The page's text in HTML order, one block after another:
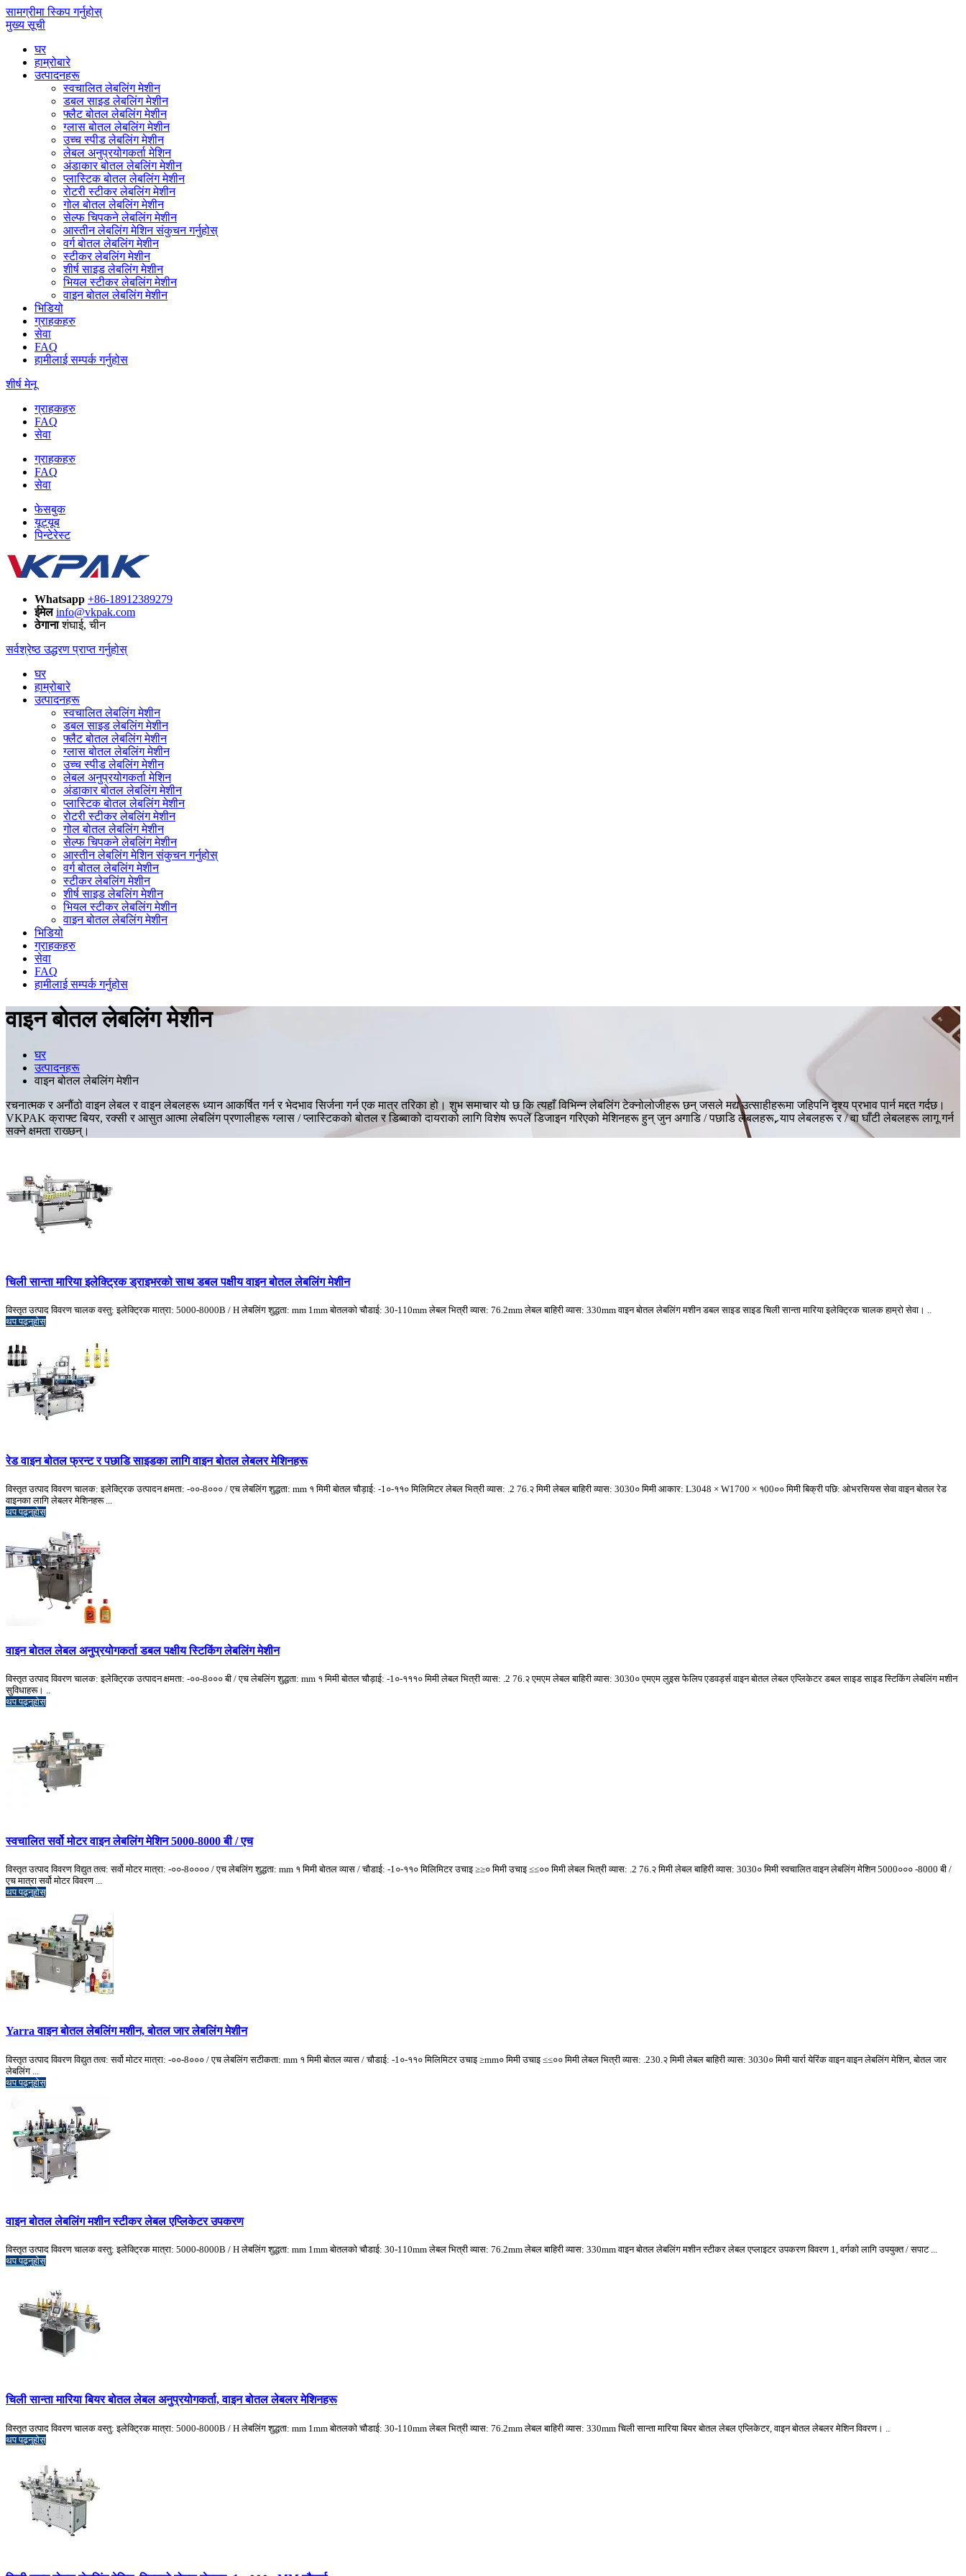
सामग्रीमा स्किप गर्नुहोस्
मुख्य सूची
घर
हाम्रोबारे
उत्पादनहरू
स्वचालित लेबलिंग मेशीन
डबल साइड लेबलिंग मेशीन
फ्लैट बोतल लेबलिंग मेशीन
ग्लास बोतल लेबलिंग मेशीन
उच्च स्पीड लेबलिंग मेशीन
लेबल अनुप्रयोगकर्ता मेशिन
अंडाकार बोतल लेबलिंग मेशीन
प्लास्टिक बोतल लेबलिंग मेशीन
रोटरी स्टीकर लेबलिंग मेशीन
गोल बोतल लेबलिंग मेशीन
सेल्फ चिपकने लेबलिंग मेशीन
आस्तीन लेबलिंग मेशिन संकुचन गर्नुहोस्
वर्ग बोतल लेबलिंग मेशीन
स्टीकर लेबलिंग मेशीन
शीर्ष साइड लेबलिंग मेशीन
भियल स्टीकर लेबलिंग मेशीन
वाइन बोतल लेबलिंग मेशीन
भिडियो
ग्राहकहरु
सेवा
FAQ
हामीलाई सम्पर्क गर्नुहोस
शीर्ष मेनू
ग्राहकहरु
FAQ
सेवा
ग्राहकहरु
FAQ
सेवा
फेसबुक
यूट्यूब
पिन्टेरेस्ट
Whatsapp +86-18912389279
ईमेल info@vkpak.com
ठेगानाशंघाई, चीन
सर्वश्रेष्ठ उद्धरण प्राप्त गर्नुहोस्
घर
हाम्रोबारे
उत्पादनहरू
स्वचालित लेबलिंग मेशीन
डबल साइड लेबलिंग मेशीन
फ्लैट बोतल लेबलिंग मेशीन
ग्लास बोतल लेबलिंग मेशीन
उच्च स्पीड लेबलिंग मेशीन
लेबल अनुप्रयोगकर्ता मेशिन
अंडाकार बोतल लेबलिंग मेशीन
प्लास्टिक बोतल लेबलिंग मेशीन
रोटरी स्टीकर लेबलिंग मेशीन
गोल बोतल लेबलिंग मेशीन
सेल्फ चिपकने लेबलिंग मेशीन
आस्तीन लेबलिंग मेशिन संकुचन गर्नुहोस्
वर्ग बोतल लेबलिंग मेशीन
स्टीकर लेबलिंग मेशीन
शीर्ष साइड लेबलिंग मेशीन
भियल स्टीकर लेबलिंग मेशीन
वाइन बोतल लेबलिंग मेशीन
भिडियो
ग्राहकहरु
सेवा
FAQ
हामीलाई सम्पर्क गर्नुहोस
वाइन बोतल लेबलिंग मेशीन
घर
उत्पादनहरू
वाइन बोतल लेबलिंग मेशीन
रचनात्मक र अनौंठो वाइन लेबल र वाइन लेबलहरू ध्यान आकर्षित गर्न र भेदभाव सिर्जना गर्न एक मात्र तरिका हो। शुभ समाचार यो छ कि त्यहाँ विभिन्न लेबलिंग टेक्नोलोजीहरू छन् जसले मद्य उत्साहीहरूमा जहिपनि दृश्य प्रभाव पार्न मद्दत गर्दछ।
VKPAK क्राफ्ट बियर, रक्सी र आसुत आत्मा लेबलिंग प्रणालीहरू ग्लास / प्लास्टिकको बोतल र डिब्बाको दायराको लागि विशेष रूपले डिजाइन गरिएको मेशिनहरू हुन् जुन अगाडि / पछाडि लेबलहरू, र्‍याप लेबलहरू र / वा घाँटी लेबलहरू लागू गर्न
सक्ने क्षमता राख्छन्।
चिली सान्ता मारिया इलेक्ट्रिक ड्राइभरको साथ डबल पक्षीय वाइन बोतल लेबलिंग मेशीन
विस्तृत उत्पाद विवरण चालक वस्तु: इलेक्ट्रिक मात्रा: 5000-8000B / H लेबलिंग शुद्धता: mm 1mm बोतलको चौडाई: 30-110mm लेबल भित्री व्यास: 76.2mm लेबल बाहिरी व्यास: 330mm वाइन बोतल लेबलिंग मशीन डबल साइड साइड चिली सान्ता मारिया इलेक्ट्रिक चालक हाम्रो सेवा। ..
थप पढ्नुहोस्
रेड वाइन बोतल फ्रन्ट र पछाडि साइडका लागि वाइन बोतल लेबलर मेशिनहरू
विस्तृत उत्पाद विवरण चालक: इलेक्ट्रिक उत्पादन क्षमता: -००-8००० / एच लेबलिंग शुद्धता: mm १ मिमी बोतल चौड़ाई: -1०-११० मिलिमिटर लेबल भित्री व्यास: .2 76.२ मिमी लेबल बाहिरी व्यास: 3030० मिमी आकार: L3048 × W1700 × १00०० मिमी बिक्री पछि: ओभरसियस सेवा वाइन बोतल रेड
वाइनका लागि लेबलर मेशिनहरू ...
थप पढ्नुहोस्
वाइन बोतल लेबल अनुप्रयोगकर्ता डबल पक्षीय स्टिकिंग लेबलिंग मेशीन
विस्तृत उत्पाद विवरण चालक: इलेक्ट्रिक उत्पादन क्षमता: -००-8००० बी / एच लेबलिंग शुद्धता: mm १ मिमी बोतल चौड़ाई: -1०-१११० मिमी लेबल भित्री व्यास: .2 76.२ एमएम लेबल बाहिरी व्यास: 3030० एमएम लुइस फेलिप एडवर्ड्स वाइन बोतल लेबल एप्लिकेटर डबल साइड साइड स्टिकिंग लेबलिंग मशीन
सुविधाहरू। ..
थप पढ्नुहोस्
स्वचालित सर्वो मोटर वाइन लेबलिंग मेशिन 5000-8000 बी / एच
विस्तृत उत्पाद विवरण विद्युत तत्व: सर्वो मोटर मात्रा: -००-8०००० / एच लेबलिंग शुद्धता: mm १ मिमी बोतल व्यास / चौडाई: -1०-११० मिलिमिटर उचाइ ≥≥० मिमी उचाइ ≤≤०० मिमी लेबल भित्री व्यास: .2 76.२ मिमी लेबल बाहिरी व्यास: 3030० मिमी स्वचालित वाइन लेबलिंग मेशिन 5000००० -8000 बी /
एच मात्रा सर्वो मोटर विवरण ...
थप पढ्नुहोस्
Yarra वाइन बोतल लेबलिंग मशीन, बोतल जार लेबलिंग मेशीन
विस्तृत उत्पाद विवरण विद्युत तत्व: सर्वो मोटर मात्रा: -००-8००० / एच लेबलिंग सटीकता: mm १ मिमी बोतल व्यास / चौडाई: -1०-११० मिलिमिटर उचाइ ≥mm० मिमी उचाइ ≤≤०० मिमी लेबल भित्री व्यास: .230.२ मिमी लेबल बाहिरी व्यास: 3030० मिमी यार्रा येरिंक वाइन वाइन लेबलिंग मेशिन, बोतल जार
लेबलिंग ...
थप पढ्नुहोस्
वाइन बोतल लेबलिंग मशीन स्टीकर लेबल एप्लिकेटर उपकरण
विस्तृत उत्पाद विवरण चालक वस्तु: इलेक्ट्रिक मात्रा: 5000-8000B / H लेबलिंग शुद्धता: mm 1mm बोतलको चौडाई: 30-110mm लेबल भित्री व्यास: 76.2mm लेबल बाहिरी व्यास: 330mm वाइन बोतल लेबलिंग मशीन स्टीकर लेबल एप्लाइटर उपकरण विवरण 1, वर्गको लागि उपयुक्त / सपाट ...
थप पढ्नुहोस्
चिली सान्ता मारिया बियर बोतल लेबल अनुप्रयोगकर्ता, वाइन बोतल लेबलर मेशिनहरू
विस्तृत उत्पाद विवरण चालक वस्तु: इलेक्ट्रिक मात्रा: 5000-8000B / H लेबलिंग शुद्धता: mm 1mm बोतलको चौडाई: 30-110mm लेबल भित्री व्यास: 76.2mm लेबल बाहिरी व्यास: 330mm चिली सान्ता मारिया बियर बोतल लेबल एप्लिकेटर, वाइन बोतल लेबलर मेशिन विवरण। ..
थप पढ्नुहोस्